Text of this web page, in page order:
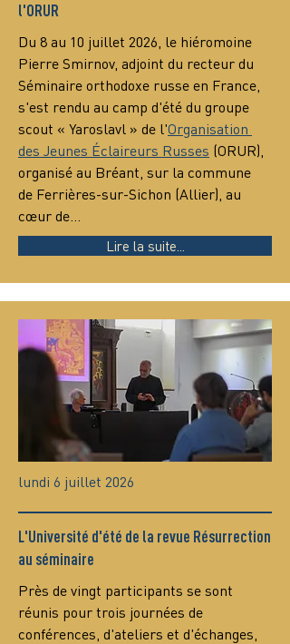
l'ORUR
Du 8 au 10 juillet 2026, le hiéromoine
Pierre Smirnov, adjoint du recteur du
Séminaire orthodoxe russe en France,
s'est rendu au camp d'été du groupe
scout « Yaroslavl » de l'Organisation
des Jeunes Éclaireurs Russes (ORUR),
organisé au Bréant, sur la commune
de Ferrières-sur-Sichon (Allier), au
cœur de…
Lire la suite...
lundi 6 juillet 2026
L'Université d'été de la revue Résurrection
au séminaire
Près de vingt participants se sont
réunis pour trois journées de
conférences, d'ateliers et d'échanges,